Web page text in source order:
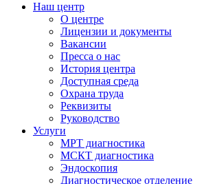
Наш центр
О центре
Лицензии и документы
Вакансии
Пресса о нас
История центра
Доступная среда
Охрана труда
Реквизиты
Руководство
Услуги
МРТ диагностика
МСКТ диагностика
Эндоскопия
Диагностическое отделение